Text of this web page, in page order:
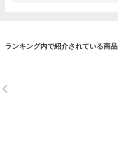
ランキング内で紹介されている商品